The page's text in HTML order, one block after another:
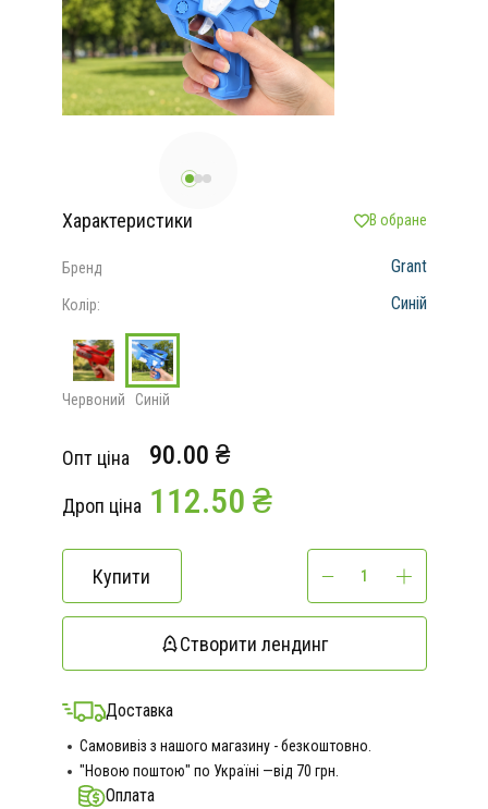
Характеристики В обране
Бренд Grant
Колір: Синій
Червоний Синій
Опт ціна 90.00 ₴
Дроп ціна 112.50 ₴
Купити
Створити лендинг
Доставка
Самовивіз з нашого магазину - безкоштовно.
"Новою поштою" по Україні —від 70 грн.
Оплата